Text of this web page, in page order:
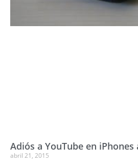
Adiós a YouTube en iPhones
abril 21, 2015